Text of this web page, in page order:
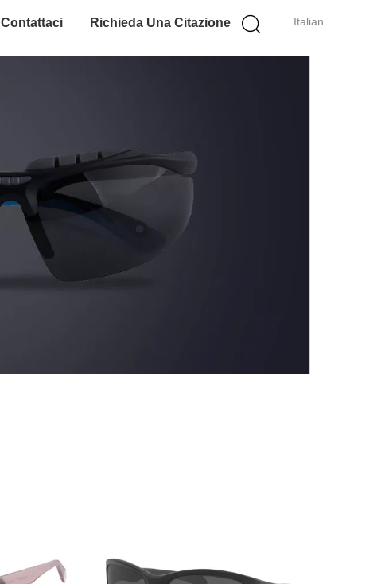
Italian
Contattaci Richieda Una Citazione